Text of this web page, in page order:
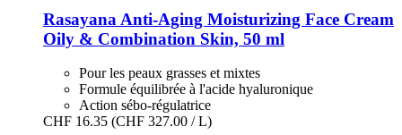
Rasayana Anti-​Aging Moisturizing Face Cream
Oily & Combination Skin, 50 ml
Pour les peaux grasses et mixtes
Formule équilibrée à l'acide hyaluronique
Action sébo-régulatrice
CHF 16.35 (CHF 327.00 / L)